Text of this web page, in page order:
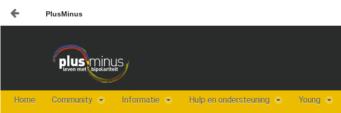
PlusMinus
Nieuws
Plusminus-in-verbinding1
Home Community Informatie Hulp en ondersteuning Young